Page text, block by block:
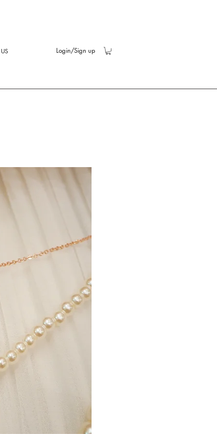
Login/Sign up